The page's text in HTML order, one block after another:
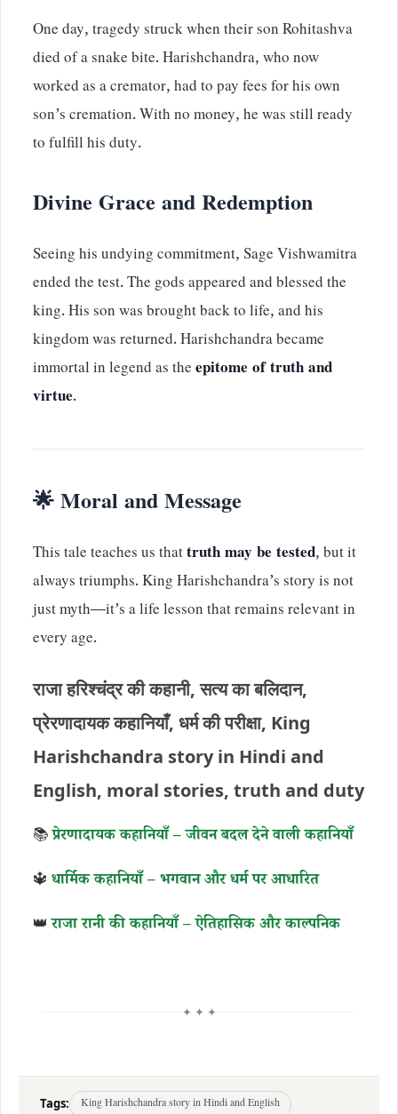
One day, tragedy struck when their son Rohitashva
died of a snake bite. Harishchandra, who now
worked as a cremator, had to pay fees for his own
son’s cremation. With no money, he was still ready
to fulfill his duty.
Divine Grace and Redemption
Seeing his undying commitment, Sage Vishwamitra
ended the test. The gods appeared and blessed the
king. His son was brought back to life, and his
kingdom was returned. Harishchandra became
immortal in legend as theepitome of truth and
virtue.
🌟 Moral and Message
This tale teaches us thattruth may be tested, but it
always triumphs. King Harishchandra’s story is not
just myth—it’s a life lesson that remains relevant in
every age.
राजा हरिश्चंद्र की कहानी, सत्य का बलिदान,
प्रेरणादायक कहानियाँ, धर्म की परीक्षा, King
Harishchandra story in Hindi and
English, moral stories, truth and duty
📚प्रेरणादायक कहानियाँ – जीवन बदल देने वाली कहानियाँ
🔱 धार्मिक कहानियाँ – भगवान और धर्म पर आधारित
👑राजा रानी की कहानियाँ – ऐतिहासिक और काल्पनिक
✦ ✦ ✦
Tags:
King Harishchandra story in Hindi and English